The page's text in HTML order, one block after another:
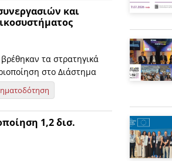
και
τα στρατηγικά
στο Διάστημα
1,2 δισ.